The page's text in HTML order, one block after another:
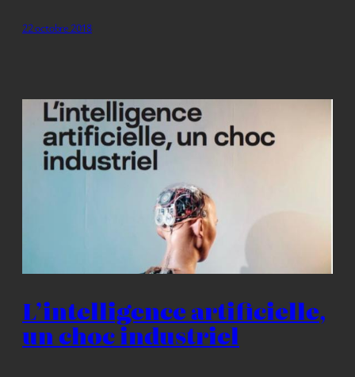
22 octobre 2018
L’intelligence artificielle,
un choc industriel